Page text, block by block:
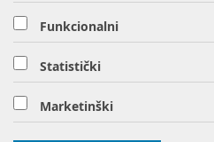
Hrvatska elektroprivreda d.d.
tel: 01 63 22 111,
Funkcionalni
Statistički
Marketinški